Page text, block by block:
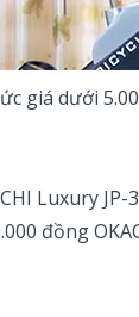
giá dưới
Luxury
đồng